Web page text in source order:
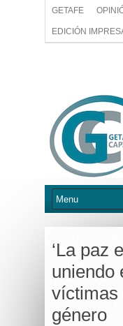
GETAFE
EDICIÓN
‘La paz
uniendo
víctimas
género